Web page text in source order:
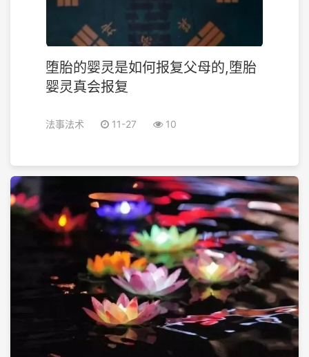
堕胎的婴灵是如何报复父母的,堕胎
婴灵真会报复
法事法术 11-27 10